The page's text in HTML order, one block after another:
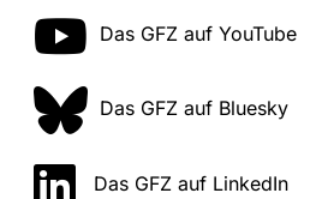
Das GFZ auf YouTube
Das GFZ auf Bluesky
Das GFZ auf LinkedIn